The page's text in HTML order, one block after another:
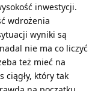
inwestycji.
wdrożenia
wyniki są
nie ma co liczyć
też mieć na
ciągły, który tak